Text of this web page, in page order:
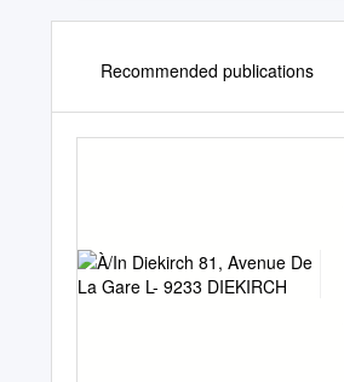
Recommended publications